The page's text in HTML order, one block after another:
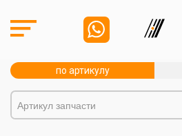
по артикулу